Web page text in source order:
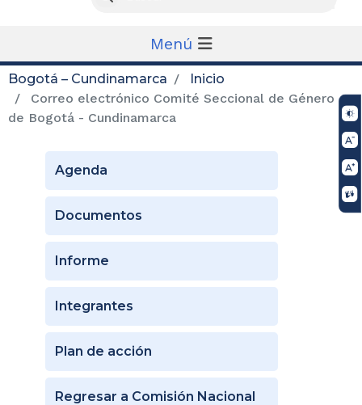
Menú
Bogotá – Cundinamarca
Inicio
Correo electrónico Comité Seccional de Género
de Bogotá - Cundinamarca
Agenda
Documentos
Informe
Integrantes
Plan de acción
Regresar a Comisión Nacional